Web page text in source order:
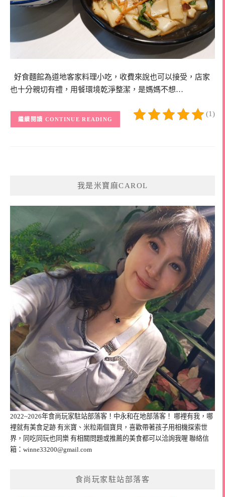
好食麵館為道地客家料理小吃，收費來說也可以接受，店家
也十分親切有禮，用餐環境乾淨整潔，是媽媽不想…
(1)
CONTINUE READING
我是米寶麻CAROL
2022~2026年食尚玩家駐站部落客！中永和在地部落客！ 哪裡有我，哪
裡就有美食足跡 有米寶、米粒兩個寶貝，喜歡帶著孩子用相機探索世
界，同吃同玩也同樂 有相關問題或推薦的美食都可以洽詢我喔 聯絡信
箱： winne33200@gmail.com
食尚玩家駐站部落客